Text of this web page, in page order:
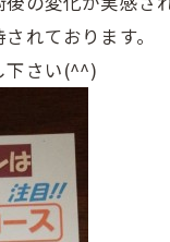
れております。
下さい(^^)